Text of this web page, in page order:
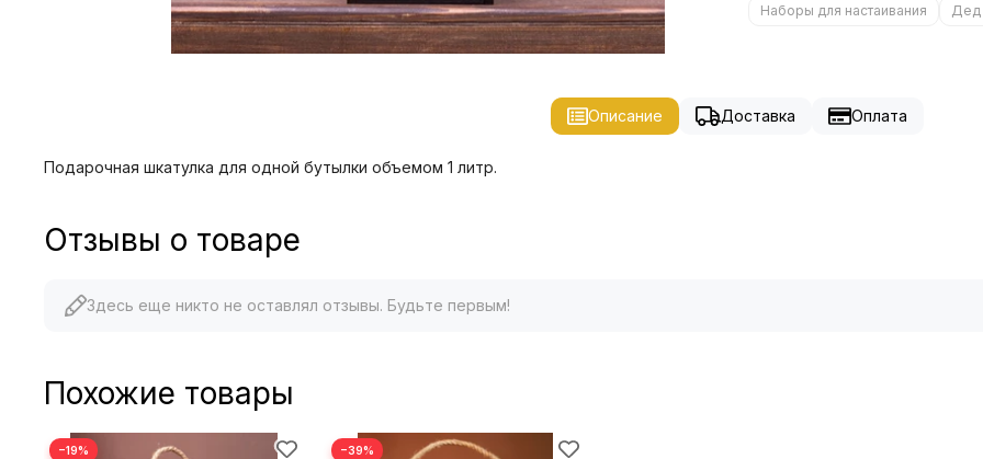
Наборы для настаивания
Дед
Описание Доставка Оплата
Подарочная шкатулка для одной бутылки объемом 1 литр.
Отзывы о товаре
Здесь еще никто не оставлял отзывы. Будьте первым!
Похожие товары
−19% −39%